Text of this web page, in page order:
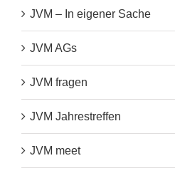
JVM – In eigener Sache
JVM AGs
JVM fragen
JVM Jahrestreffen
JVM meet